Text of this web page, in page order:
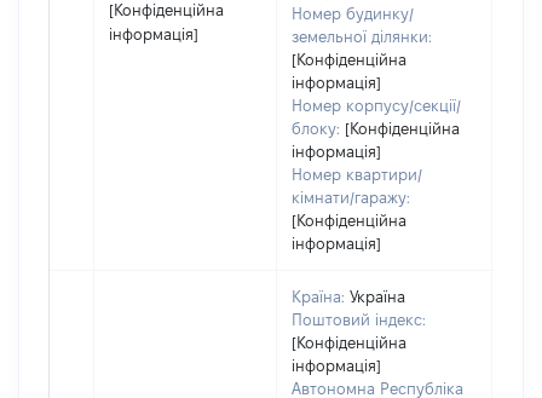
[Конфіденційна
інформація]
Номер будинку/
земельної ділянки:
[Конфіденційна
інформація]
Номер корпусу/секції/
блоку: [Конфіденційна
інформація]
Номер квартири/
кімнати/гаражу:
[Конфіденційна
інформація]
Країна: Україна
Поштовий індекс:
[Конфіденційна
інформація]
Автономна Республіка